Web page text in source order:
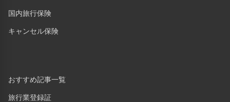
国内旅行保険
キャンセル保険
おすすめ記事一覧
旅行業登録証